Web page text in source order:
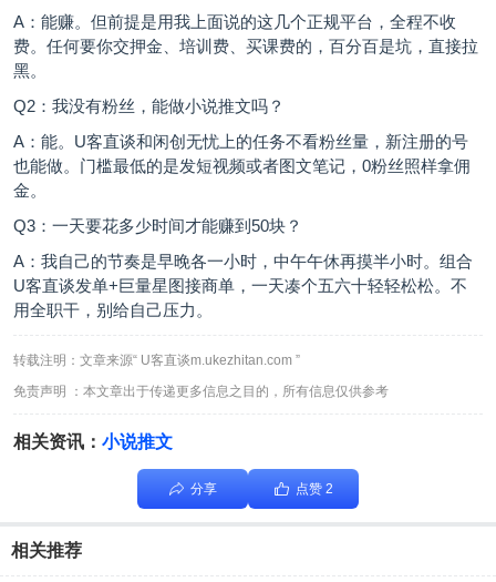
A：能赚。但前提是用我上面说的这几个正规平台，全程不收
费。任何要你交押金、培训费、买课费的，百分百是坑，直接拉
黑。
Q2：我没有粉丝，能做小说推文吗？
A：能。U客直谈和闲创无忧上的任务不看粉丝量，新注册的号
也能做。门槛最低的是发短视频或者图文笔记，0粉丝照样拿佣
金。
Q3：一天要花多少时间才能赚到50块？
A：我自己的节奏是早晚各一小时，中午午休再摸半小时。组合
U客直谈发单+巨量星图接商单，一天凑个五六十轻轻松松。不
用全职干，别给自己压力。
转载注明：文章来源“ U客直谈m.ukezhitan.com ”
免责声明 ：本文章出于传递更多信息之目的，所有信息仅供参考
相关资讯： 小说推文
分享 点赞 2
相关推荐